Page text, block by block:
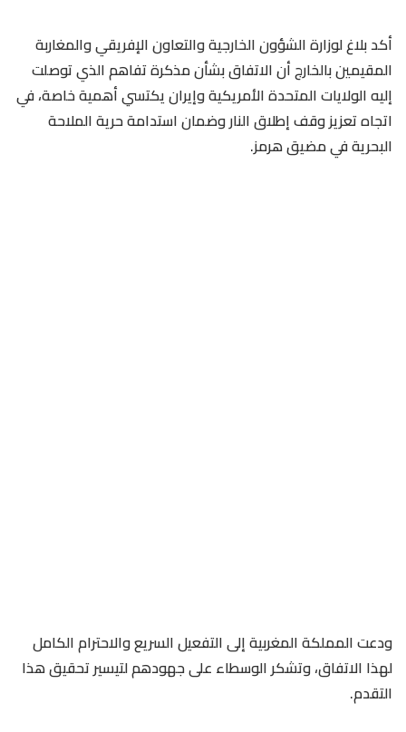
أكد بلاغ لوزارة الشؤون الخارجية والتعاون الإفريقي والمغاربة
المقيمين بالخارج أن الاتفاق بشأن مذكرة تفاهم الذي توصلت
إليه الولايات المتحدة الأمريكية وإيران يكتسي أهمية خاصة، في
اتجاه تعزيز وقف إطلاق النار وضمان استدامة حرية الملاحة
البحرية في مضيق هرمز.
ودعت المملكة المغربية إلى التفعيل السريع والاحترام الكامل
لهذا الاتفاق، وتشكر الوسطاء على جهودهم لتيسير تحقيق هذا
التقدم.